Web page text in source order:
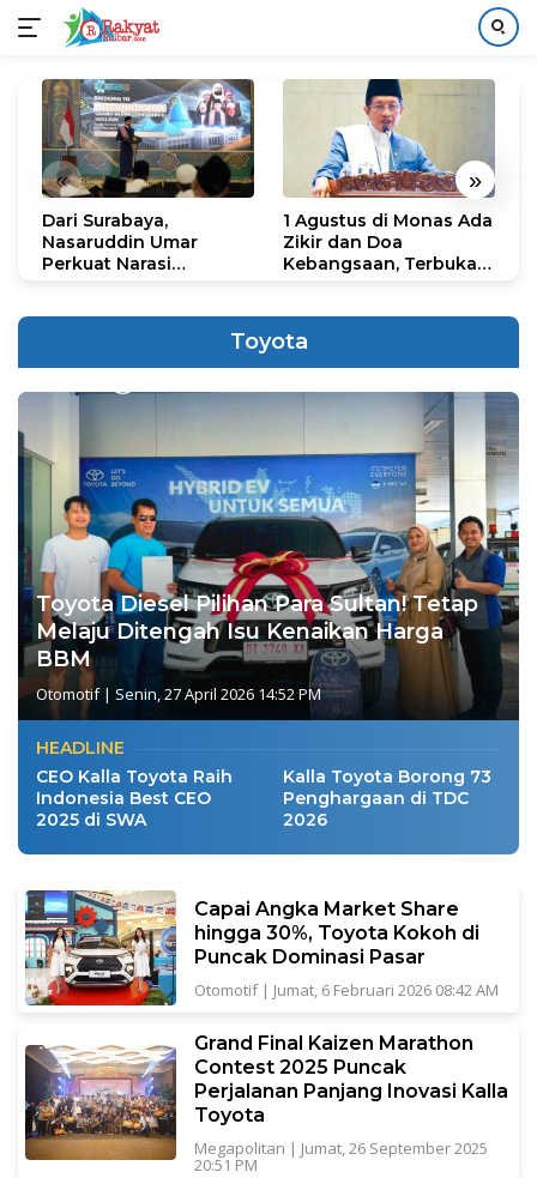
konten
« »
Dari Surabaya,
Nasaruddin Umar
Perkuat Narasi
1 Agustus di Monas Ada
Zikir dan Doa
Kebangsaan, Terbuka
Toyota
Toyota Diesel Pilihan Para Sultan! Tetap
Melaju Ditengah Isu Kenaikan Harga
BBM
Otomotif| Senin, 27 April 2026 14:52 PM
HEADLINE
CEO Kalla Toyota Raih
Indonesia Best CEO
2025 di SWA
Kalla Toyota Borong 73
Penghargaan di TDC
2026
Capai Angka Market Share
hingga 30%, Toyota Kokoh di
Puncak Dominasi Pasar
Otomotif| Jumat, 6 Februari 2026 08:42 AM
Grand Final Kaizen Marathon
Contest 2025 Puncak
Perjalanan Panjang Inovasi Kalla
Toyota
Megapolitan | Jumat, 26 September 2025
20:51 PM